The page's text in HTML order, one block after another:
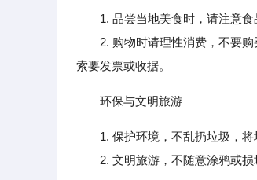
1. 品尝当地美食时，请注意
2. 购物时请理性消费，不要购
索要发票或收据。
环保与文明旅游
1. 保护环境，不乱扔垃圾，将
2. 文明旅游，不随意涂鸦或损